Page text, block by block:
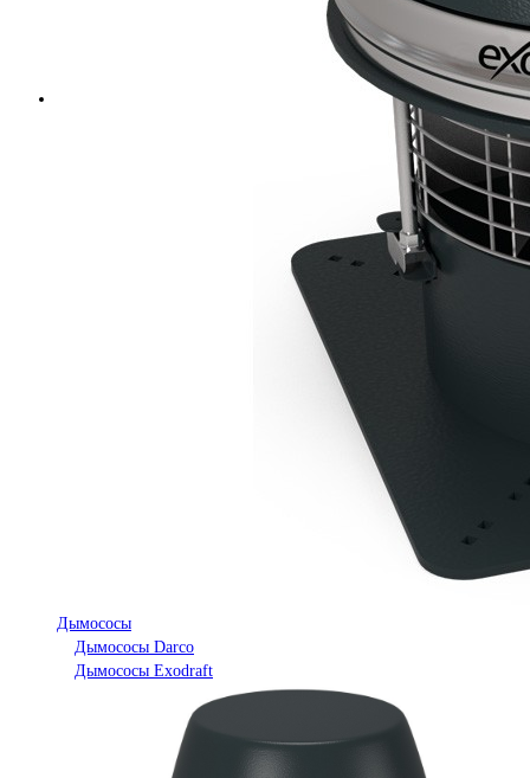
Дымососы
Дымососы Darco
Дымососы Exodraft